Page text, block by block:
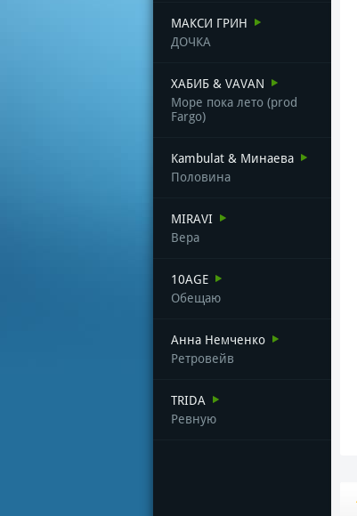
МАКСИ ГРИН
ДОЧКА
ХАБИБ & VAVAN
Море пока лето (prod
Fargo)
Kambulat & Минаева
Половина
MIRAVI
Вера
10AGE
Обещаю
Анна Немченко
Ретровейв
TRIDA
Ревную